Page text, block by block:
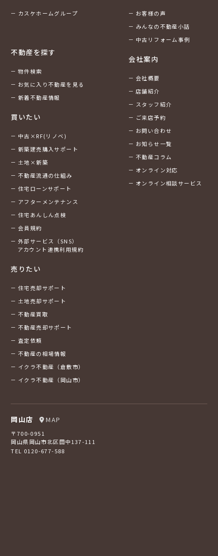
カスケホームグループ
不動産を探す
物件検索
お気に入り不動産を見る
新着不動産情報
買いたい
中古×RF(リノベ)
新築建売購入サポート
土地×新築
不動産流通の仕組み
住宅ローンサポート
アフターメンテナンス
住宅あんしん点検
会員規約
外部サービス（SNS）
アカウント連携利用規約
売りたい
住宅売却サポート
土地売却サポート
不動産買取
不動産売却サポート
査定依頼
不動産の相場情報
イクラ不動産（倉敷市）
イクラ不動産（岡山市）
お客様の声
みんなの不動産小話
中古リフォーム事例
会社案内
会社概要
店舗紹介
スタッフ紹介
ご来店予約
お問い合わせ
お知らせ一覧
不動産コラム
オンライン対応
オンライン相談サービス
岡山店 MAP
〒700-0951
岡山県岡山市北区田中137-111
TEL 0120-677-588